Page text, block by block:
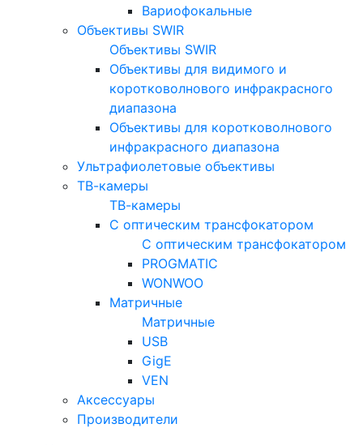
Вариофокальные
Объективы SWIR
Объективы SWIR
Объективы для видимого и
коротковолнового инфракрасного
диапазона
Объективы для коротковолнового
инфракрасного диапазона
Ультрафиолетовые объективы
ТВ-камеры
ТВ-камеры
С оптическим трансфокатором
С оптическим трансфокатором
PROGMATIC
WONWOO
Матричные
Матричные
USB
GigE
VEN
Аксессуары
Производители